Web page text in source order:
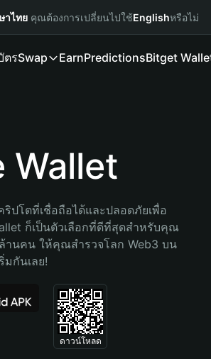
าไทย คุณต้องการเปลี่ยนไปใช้Englishหรือไม่
ตรSwap EarnPredictionsBitget
Wallet
ปโตที่เชื่อถือได้และปลอดภัยเพื่อ
ก็เป็นตัวเลือกที่ดีที่สุดสำหรับคุณ
านคน ให้คุณสำรวจโลก Web3 บน
มกันเลย!
ดาวน์โหลด